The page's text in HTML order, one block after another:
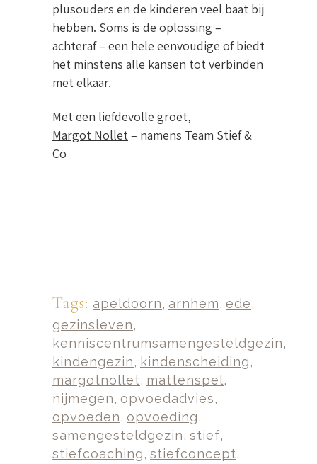
plusouders en de kinderen veel baat bij
hebben. Soms is de oplossing –
achteraf – een hele eenvoudige of biedt
het minstens alle kansen tot verbinden
met elkaar.
Met een liefdevolle groet,
Margot Nollet– namens Team Stief &
Co
Tags: apeldoorn, arnhem, ede,
gezinsleven,
kenniscentrumsamengesteldgezin,
kindengezin, kindenscheiding,
margotnollet, mattenspel,
nijmegen, opvoedadvies,
opvoeden, opvoeding,
samengesteldgezin, stief,
stiefcoaching, stiefconcept,